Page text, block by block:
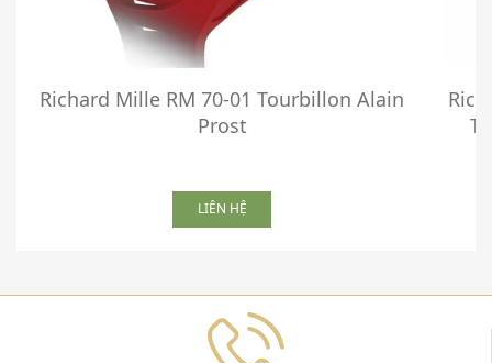
Richard Mille RM 70-01 Tourbillon Alain
Prost
LIÊN HỆ